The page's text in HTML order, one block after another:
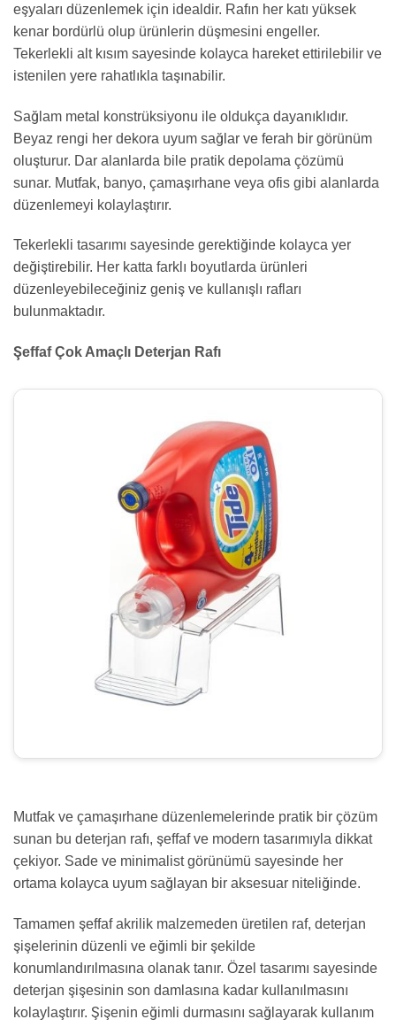
eşyaları düzenlemek için idealdir. Rafın her katı yüksek
kenar bordürlü olup ürünlerin düşmesini engeller.
Tekerlekli alt kısım sayesinde kolayca hareket ettirilebilir ve
istenilen yere rahatlıkla taşınabilir.
Sağlam metal konstrüksiyonu ile oldukça dayanıklıdır.
Beyaz rengi her dekora uyum sağlar ve ferah bir görünüm
oluşturur. Dar alanlarda bile pratik depolama çözümü
sunar. Mutfak, banyo, çamaşırhane veya ofis gibi alanlarda
düzenlemeyi kolaylaştırır.
Tekerlekli tasarımı sayesinde gerektiğinde kolayca yer
değiştirebilir. Her katta farklı boyutlarda ürünleri
düzenleyebileceğiniz geniş ve kullanışlı rafları
bulunmaktadır.
Şeffaf Çok Amaçlı Deterjan Rafı
Mutfak ve çamaşırhane düzenlemelerinde pratik bir çözüm
sunan bu deterjan rafı, şeffaf ve modern tasarımıyla dikkat
çekiyor. Sade ve minimalist görünümü sayesinde her
ortama kolayca uyum sağlayan bir aksesuar niteliğinde.
Tamamen şeffaf akrilik malzemeden üretilen raf, deterjan
şişelerinin düzenli ve eğimli bir şekilde
konumlandırılmasına olanak tanır. Özel tasarımı sayesinde
deterjan şişesinin son damlasına kadar kullanılmasını
kolaylaştırır. Şişenin eğimli durmasını sağlayarak kullanım